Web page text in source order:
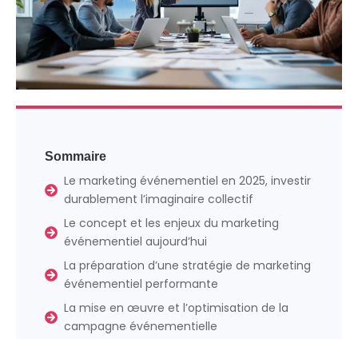
Sommaire
Le marketing événementiel en 2025, investir
durablement l’imaginaire collectif
Le concept et les enjeux du marketing
événementiel aujourd’hui
La préparation d’une stratégie de marketing
événementiel performante
La mise en œuvre et l’optimisation de la
campagne événementielle